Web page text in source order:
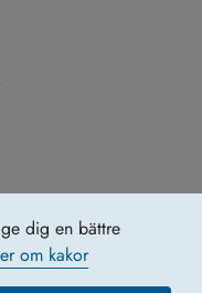
dig en bättre
om kakor